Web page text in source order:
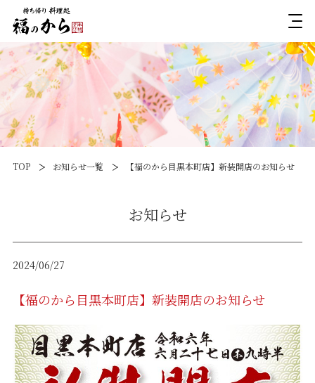
TOP お知らせ一覧 【福のから目黒本町店】新装開店のお知らせ
お知らせ
2024/06/27
【福のから目黒本町店】新装開店のお知らせ